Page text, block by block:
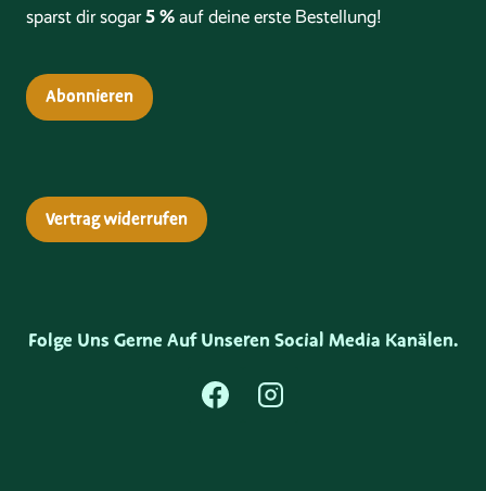
sparst dir sogar5 % auf deine erste Bestellung!
Abonnieren
Vertrag widerrufen
Folge Uns Gerne Auf Unseren Social Media Kanälen.